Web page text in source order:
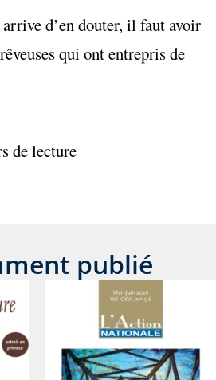
d’en douter, il faut avoir
qui ont entrepris de
de lecture
publié